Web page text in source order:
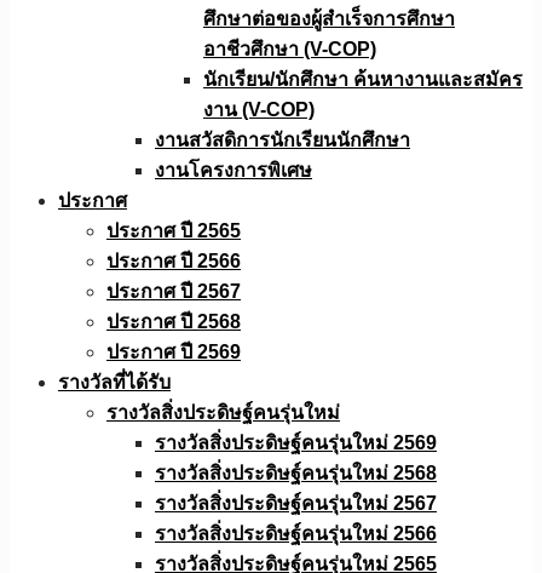
ศึกษาต่อของผู้สำเร็จการศึกษา
อาชีวศึกษา (V-COP)
นักเรียน/นักศึกษา ค้นหางานและสมัคร
งาน (V-COP)
งานสวัสดิการนักเรียนนักศึกษา
งานโครงการพิเศษ
ประกาศ
ประกาศ ปี 2565
ประกาศ ปี 2566
ประกาศ ปี 2567
ประกาศ ปี 2568
ประกาศ ปี 2569
รางวัลที่ได้รับ
รางวัลสิ่งประดิษฐ์คนรุ่นใหม่
รางวัลสิ่งประดิษฐ์คนรุ่นใหม่ 2569
รางวัลสิ่งประดิษฐ์คนรุ่นใหม่ 2568
รางวัลสิ่งประดิษฐ์คนรุ่นใหม่ 2567
รางวัลสิ่งประดิษฐ์คนรุ่นใหม่ 2566
รางวัลสิ่งประดิษฐ์คนรุ่นใหม่ 2565